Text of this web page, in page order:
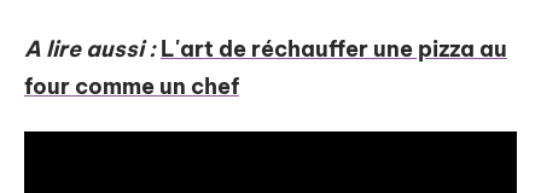
A lire aussi : L'art de réchauffer une pizza au
four comme un chef